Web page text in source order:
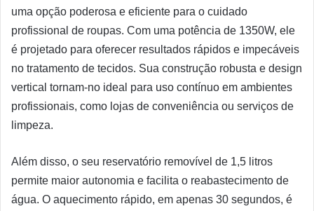
uma opção poderosa e eficiente para o cuidado
profissional de roupas. Com uma potência de 1350W, ele
é projetado para oferecer resultados rápidos e impecáveis
no tratamento de tecidos. Sua construção robusta e design
vertical tornam-no ideal para uso contínuo em ambientes
profissionais, como lojas de conveniência ou serviços de
limpeza.
Além disso, o seu reservatório removível de 1,5 litros
permite maior autonomia e facilita o reabastecimento de
água. O aquecimento rápido, em apenas 30 segundos, é